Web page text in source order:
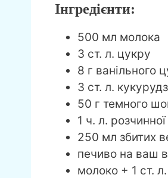
Інгредієнти:
500 мл молока
3 ст. л. цукру
8 г ванільного
3 ст. л.
50 г темного
1 ч. л.
250 мл збитих
печиво на ваш
молоко + 1 ст.